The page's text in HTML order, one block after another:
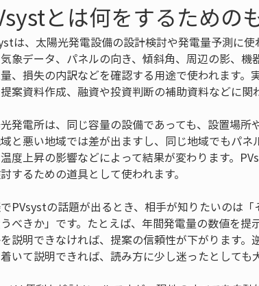
とは何をするための
は、太陽光発電設備の設計検討や発電量予測に
象データ、パネルの向き、傾斜角、周辺の影、
、損失の内訳などを確認する用途で使われます
案資料作成、融資や投資判断の補助資料などに関
発電所は、同じ容量の設備であっても、設置場
と悪い地域では差が出ますし、同じ地域でもパ
度上昇の影響などによって結果が変わります。
するための道具として使われます。
PVsystの話題が出るとき、相手が知りたいのは
べきか」です。たとえば、年間発電量の数値を
説明できなければ、提案の信頼性が下がります
いて説明できれば、読み方に少し迷ったとしても